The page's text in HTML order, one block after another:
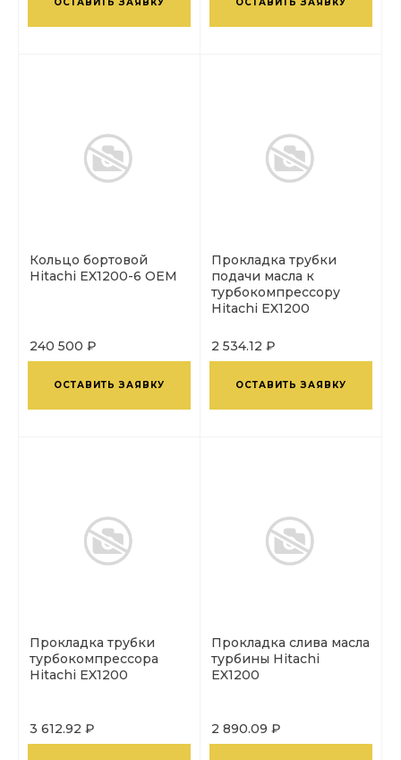
Кольцо бортовой
Hitachi EX1200-6 ОЕМ
240 500 ₽
ОСТАВИТЬ ЗАЯВКУ
Прокладка трубки
подачи масла к
турбокомпрессору
Hitachi EX1200
2 534.12 ₽
ОСТАВИТЬ ЗАЯВКУ
Прокладка трубки
турбокомпрессора
Hitachi EX1200
3 612.92 ₽
Прокладка слива масла
турбины Hitachi
EX1200
2 890.09 ₽